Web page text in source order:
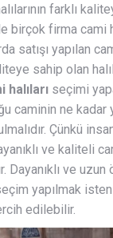
farklı
birçok firma cami
satışı yapılan
sahip olan
halıları seçimi
caminin ne
Çünkü
ve kaliteli
Dayanıklı ve
yapılmak
edilebilir.